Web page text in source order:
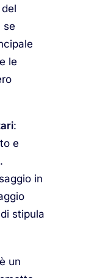
se
le
:
e
in
stipula
un